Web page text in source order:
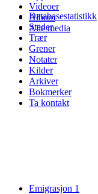
Videoer
Album
Alle media
Databasestatistikk
Steder
Trær
Grener
Notater
Kilder
Arkiver
Bokmerker
Ta kontakt
Emigrasjon 1